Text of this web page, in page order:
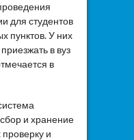
для студентов
пунктов. У них
в вуз
в
и хранение
и